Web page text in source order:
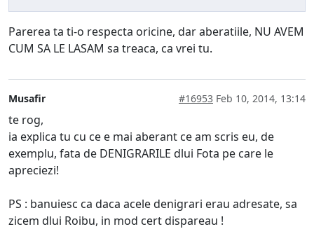
Parerea ta ti-o respecta oricine, dar aberatiile, NU AVEM
CUM SA LE LASAM sa treaca, ca vrei tu.
Musafir #16953 Feb 10, 2014, 13:14
te rog,
ia explica tu cu ce e mai aberant ce am scris eu, de
exemplu, fata de DENIGRARILE dlui Fota pe care le
apreciezi!
PS : banuiesc ca daca acele denigrari erau adresate, sa
zicem dlui Roibu, in mod cert dispareau !